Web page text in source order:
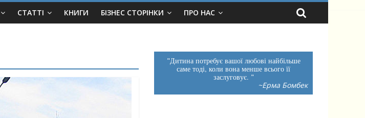
СТАТТІ КНИГИ БІЗНЕС СТОРІНКИ ПРО НАС
Дитина потребує вашої любові найбільше
саме тоді, коли вона менше всього її
заслуговує.
~Ерма Бомбек